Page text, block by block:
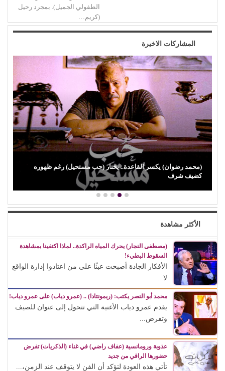
الطفولي الجميل). بمجرد رحيل
(كريم…
المشاركات الاخيرة
(محمد رضوان) يكسر القاعدة.. يختار (حب مستحيل) رغم ظهوره
كضيف شرف
الأكثر مشاهدة
(مصطفى النجار) يحرك المياه الراكدة.. لماذا اكتفينا بمشاهدة
السقوط البطيء!
الأفكار الجادة أصبحت عبئًا على من اعتادوا إدارة الواقع
لا...
محمد أبو النصر يكتب: (ريمونتادا) .. (عمرو دياب) على عمرو دياب!
يقدم عمرو دياب الأغنية التي تتحول إلى عنوان للصيف
وتفرض...
عذوبة ورومانسية (عفاف راضي) في غناء (الذكريات) تفرض
حضورها الراقي من جديد
تأتي هذه العودة لتؤكد أن الفن لا يتوقف عند الزمن،...